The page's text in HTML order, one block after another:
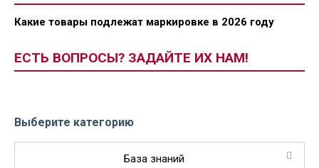
Какие товары подлежат маркировке в 2026 году
ЕСТЬ ВОПРОСЫ? ЗАДАЙТЕ ИХ НАМ!
Выберите категорию
База знаний